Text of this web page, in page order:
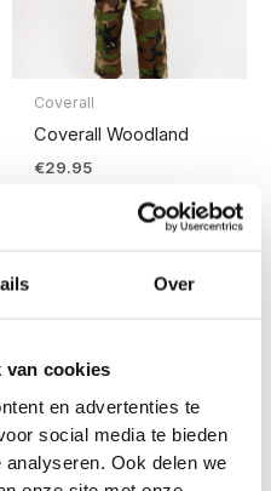
Over
van cookies
en advertenties te
social media te bieden
Ook delen we
Coverall
Coverall Woodland
€29.95